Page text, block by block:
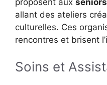
allant des ateliers
culturelles. Ces
rencontres et brisent
Soins et